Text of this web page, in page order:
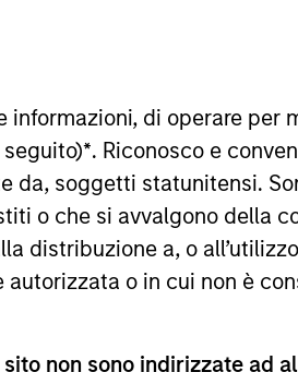
informazioni, di operare per
*. Riconosco e
da, soggetti statunitensi.
o che si avvalgono della
distribuzione a, o
o in cui non è
non sono indirizzate ad
aumentare o diminuire
e non comprendono le
Investment Management.